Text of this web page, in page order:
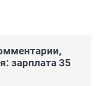
зарплата 35